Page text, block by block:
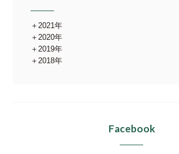
2021年
2020年
2019年
2018年
Facebook